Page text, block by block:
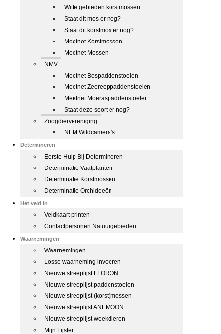
Witte gebieden korstmossen
Staat dit mos er nog?
Staat dit korstmos er nog?
Meetnet Korstmossen
Meetnet Mossen
NMV
Meetnet Bospaddenstoelen
Meetnet Zeereeppaddenstoelen
Meetnet Moeraspaddenstoelen
Staat deze soort er nog?
Zoogdiervereniging
NEM Wildcamera's
Determineren
Eerste Hulp Bij Determineren
Determinatie Vaatplanten
Determinatie Korstmossen
Determinatie Orchideeën
Het veld in
Veldkaart printen
Contactpersonen Natuurgebieden
Waarnemingen
Waarnemingen
Losse waarneming invoeren
Nieuwe streeplijst FLORON
Nieuwe streeplijst paddenstoelen
Nieuwe streeplijst (korst)mossen
Nieuwe streeplijst ANEMOON
Nieuwe streeplijst weekdieren
Mijn Lijsten